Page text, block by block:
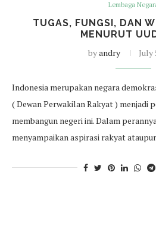
Lembaga
TUGAS, FUNGSI, DAN
MENURUT
byandry July
Indonesia merupakan negara
( Dewan Perwakilan Rakyat ) menjadi
membangun negeri ini. Dalam
menyampaikan aspirasi rakyat